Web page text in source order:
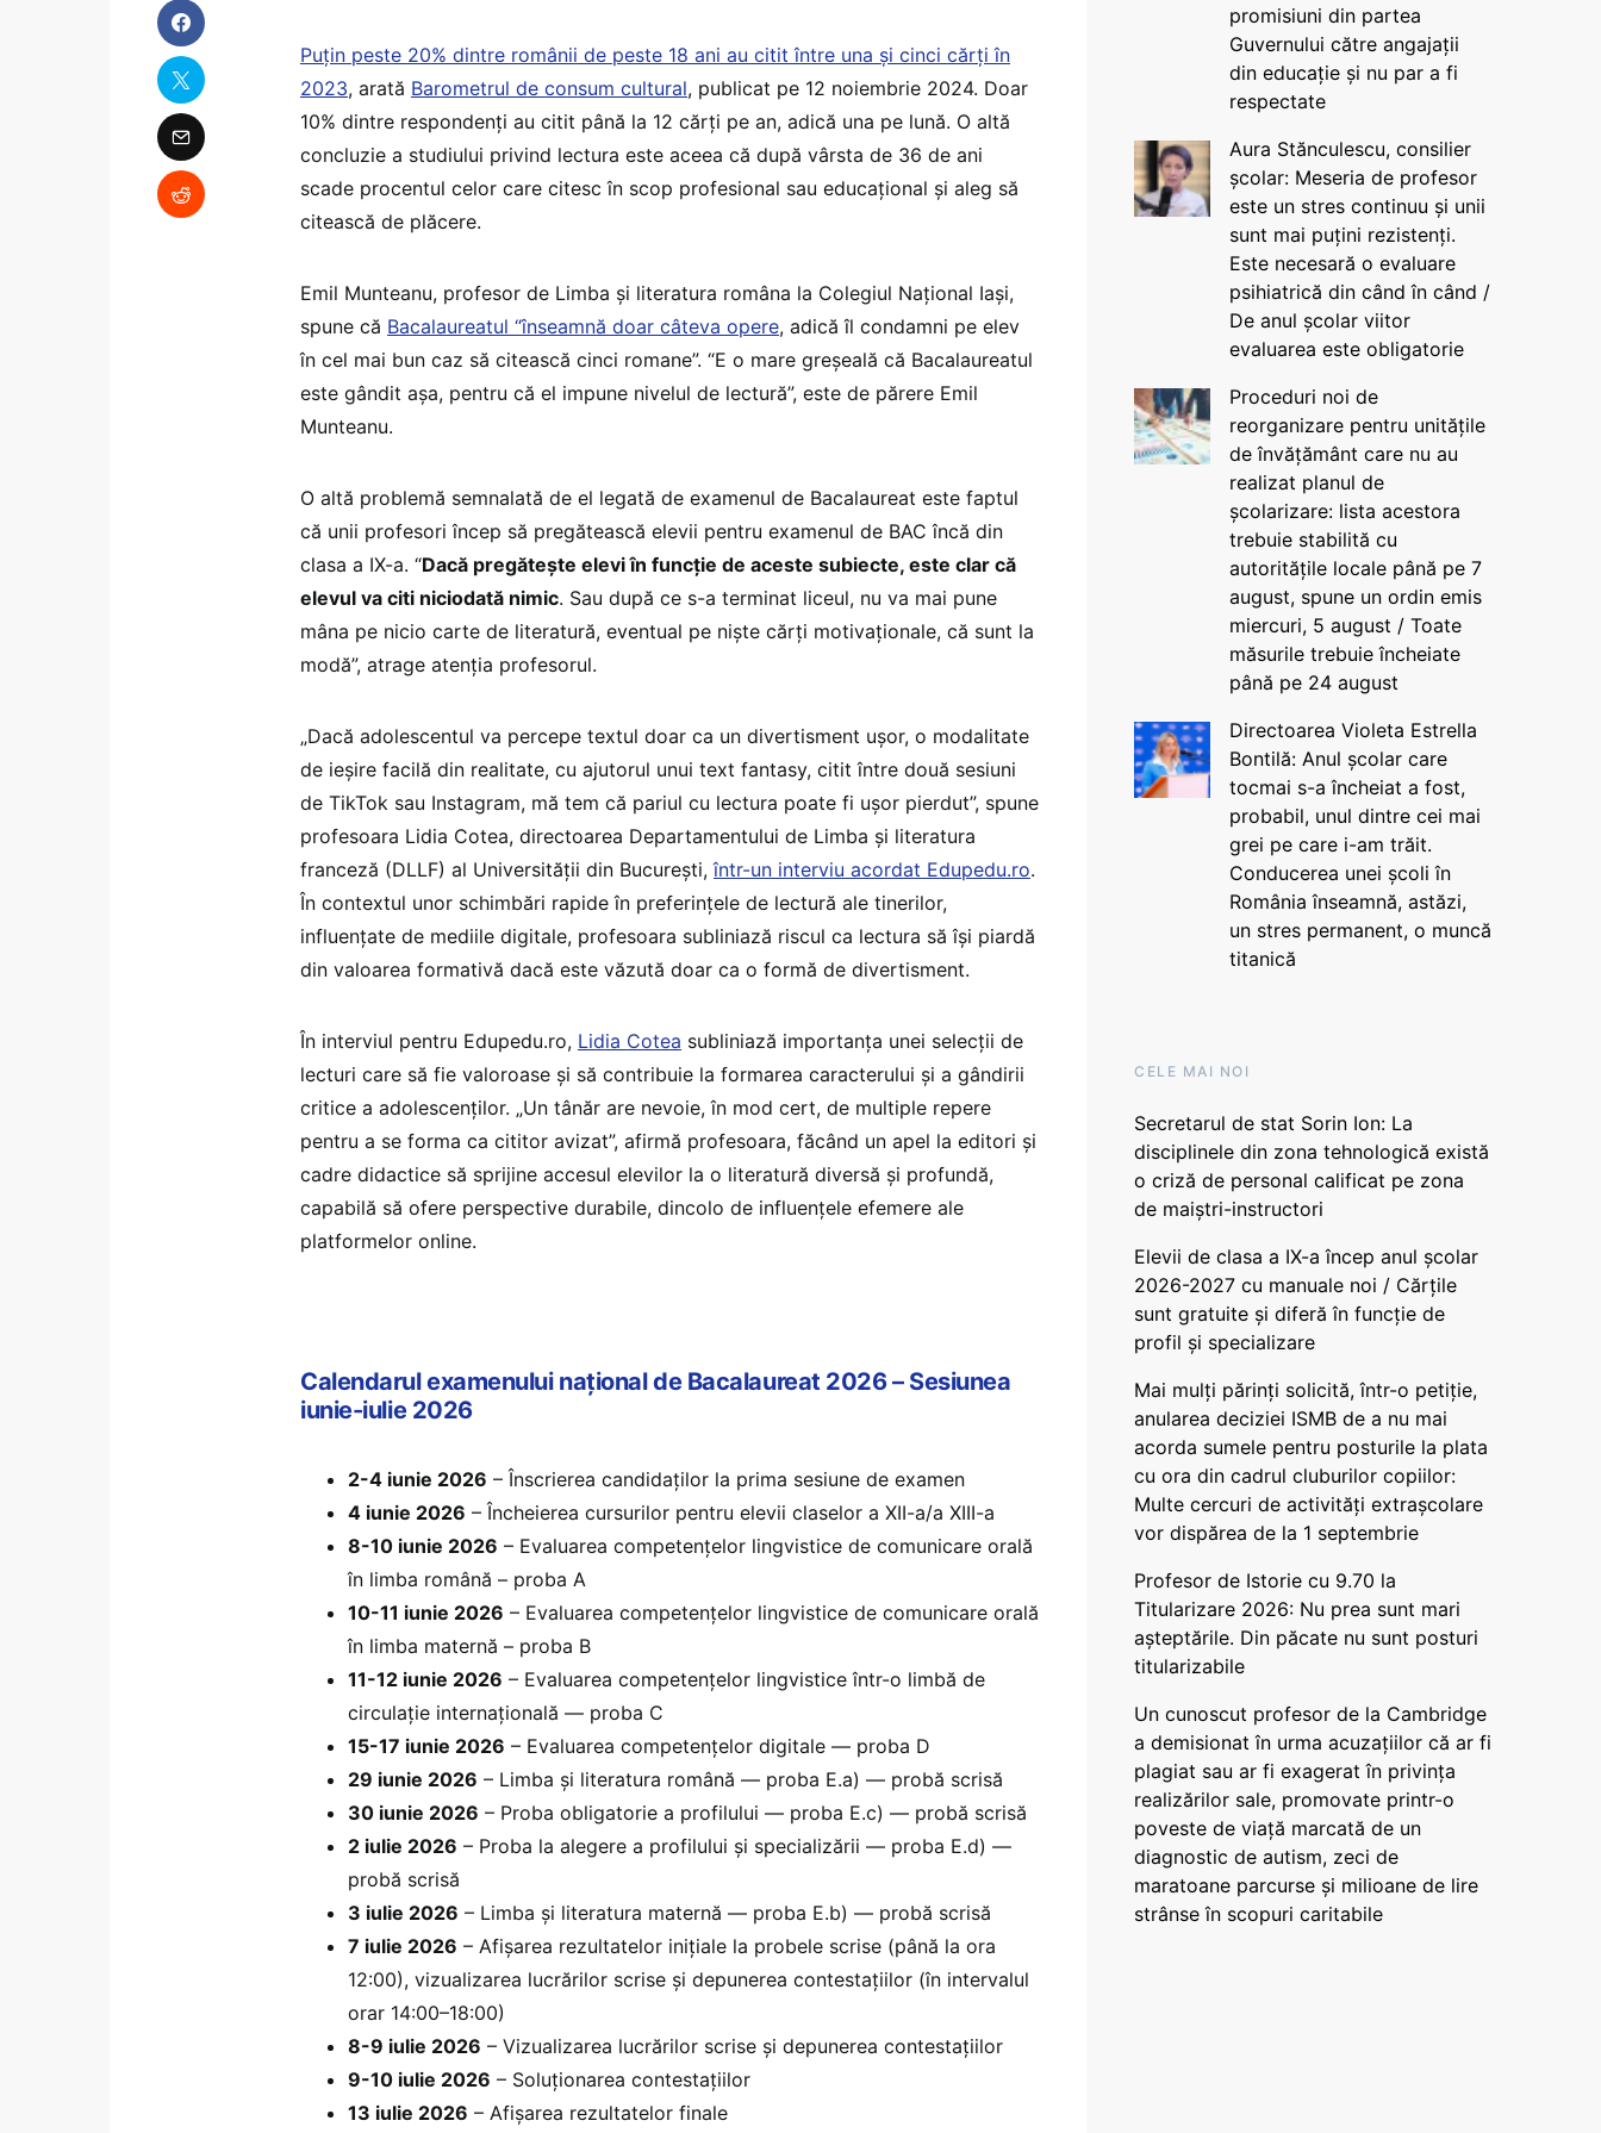
Puțin peste 20% dintre românii de peste 18 ani au citit între una și cinci cărți în
2023, arată Barometrul de consum cultural, publicat pe 12 noiembrie 2024. Doar
10% dintre respondenți au citit până la 12 cărți pe an, adică una pe lună. O altă
concluzie a studiului privind lectura este aceea că după vârsta de 36 de ani
scade procentul celor care citesc în scop profesional sau educațional și aleg să
citească de plăcere.
Emil Munteanu, profesor de Limba și literatura româna la Colegiul Naţional Iaşi,
spune că Bacalaureatul “înseamnă doar câteva opere, adică îl condamni pe elev
în cel mai bun caz să citească cinci romane”. “E o mare greșeală că Bacalaureatul
este gândit așa, pentru că el impune nivelul de lectură”, este de părere Emil
Munteanu.
O altă problemă semnalată de el legată de examenul de Bacalaureat este faptul
că unii profesori încep să pregătească elevii pentru examenul de BAC încă din
clasa a IX-a. “Dacă pregătește elevi în funcție de aceste subiecte, este clar că
elevul va citi niciodată nimic. Sau după ce s-a terminat liceul, nu va mai pune
mâna pe nicio carte de literatură, eventual pe niște cărți motivaționale, că sunt la
modă”, atrage atenția profesorul.
„Dacă adolescentul va percepe textul doar ca un divertisment uşor, o modalitate
de ieşire facilă din realitate, cu ajutorul unui text fantasy, citit între două sesiuni
de TikTok sau Instagram, mă tem că pariul cu lectura poate fi uşor pierdut”, spune
profesoara Lidia Cotea, directoarea Departamentului de Limba și literatura
franceză (DLLF) al Universității din București,într-un interviu acordat Edupedu.ro.
În contextul unor schimbări rapide în preferințele de lectură ale tinerilor,
influențate de mediile digitale, profesoara subliniază riscul ca lectura să își piardă
din valoarea formativă dacă este văzută doar ca o formă de divertisment.
În interviul pentru Edupedu.ro, Lidia Cotea subliniază importanța unei selecții de
lecturi care să fie valoroase și să contribuie la formarea caracterului și a gândirii
critice a adolescenților. „Un tânăr are nevoie, în mod cert, de multiple repere
pentru a se forma ca cititor avizat”, afirmă profesoara, făcând un apel la editori și
cadre didactice să sprijine accesul elevilor la o literatură diversă și profundă,
capabilă să ofere perspective durabile, dincolo de influențele efemere ale
platformelor online.
Calendarul examenului național de Bacalaureat 2026 – Sesiunea
iunie-iulie 2026
2-4 iunie 2026 – Înscrierea candidaților la prima sesiune de examen
4 iunie 2026 – Încheierea cursurilor pentru elevii claselor a XII-a/a XIII-a
8-10 iunie 2026 – Evaluarea competențelor lingvistice de comunicare orală
în limba română – proba A
10-11 iunie 2026 – Evaluarea competențelor lingvistice de comunicare orală
în limba maternă – proba B
11-12 iunie 2026 – Evaluarea competențelor lingvistice într-o limbă de
circulație internațională — proba C
15-17 iunie 2026 – Evaluarea competențelor digitale — proba D
29 iunie 2026 – Limba și literatura română — proba E.a) — probă scrisă
30 iunie 2026 – Proba obligatorie a profilului — proba E.c) — probă scrisă
2 iulie 2026 – Proba la alegere a profilului și specializării — proba E.d) —
probă scrisă
3 iulie 2026 – Limba și literatura maternă — proba E.b) — probă scrisă
7 iulie 2026 – Afișarea rezultatelor inițiale la probele scrise (până la ora
12:00), vizualizarea lucrărilor scrise și depunerea contestațiilor (în intervalul
orar 14:00–18:00)
8-9 iulie 2026 – Vizualizarea lucrărilor scrise și depunerea contestațiilor
9-10 iulie 2026 – Soluționarea contestațiilor
13 iulie 2026 – Afișarea rezultatelor finale
promisiuni din partea
Guvernului către angajații
din educație și nu par a fi
respectate
Aura Stănculescu, consilier
școlar: Meseria de profesor
este un stres continuu și unii
sunt mai puțini rezistenți.
Este necesară o evaluare
psihiatrică din când în când /
De anul școlar viitor
evaluarea este obligatorie
Proceduri noi de
reorganizare pentru unitățile
de învățământ care nu au
realizat planul de
școlarizare: lista acestora
trebuie stabilită cu
autoritățile locale până pe 7
august, spune un ordin emis
miercuri, 5 august / Toate
măsurile trebuie încheiate
până pe 24 august
Directoarea Violeta Estrella
Bontilă: Anul școlar care
tocmai s-a încheiat a fost,
probabil, unul dintre cei mai
grei pe care i-am trăit.
Conducerea unei școli în
România înseamnă, astăzi,
un stres permanent, o muncă
titanică
CELE MAI NOI
Secretarul de stat Sorin Ion: La
disciplinele din zona tehnologică există
o criză de personal calificat pe zona
de maiștri-instructori
Elevii de clasa a IX-a încep anul școlar
2026-2027 cu manuale noi / Cărțile
sunt gratuite și diferă în funcție de
profil și specializare
Mai mulți părinți solicită, într-o petiție,
anularea deciziei ISMB de a nu mai
acorda sumele pentru posturile la plata
cu ora din cadrul cluburilor copiilor:
Multe cercuri de activități extrașcolare
vor dispărea de la 1 septembrie
Profesor de Istorie cu 9.70 la
Titularizare 2026: Nu prea sunt mari
așteptările. Din păcate nu sunt posturi
titularizabile
Un cunoscut profesor de la Cambridge
a demisionat în urma acuzațiilor că ar fi
plagiat sau ar fi exagerat în privința
realizărilor sale, promovate printr-o
poveste de viață marcată de un
diagnostic de autism, zeci de
maratoane parcurse și milioane de lire
strânse în scopuri caritabile